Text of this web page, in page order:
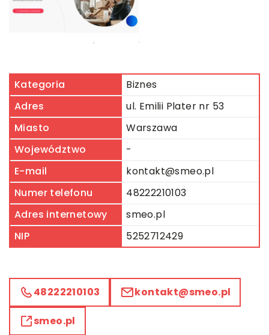
Kategoria
Biznes
Adres
ul. Emilii Plater nr 53
Miasto
Warszawa
Województwo
-
E-mail
kontakt@smeo.pl
Numer telefonu
48222210103
Adres internetowy
smeo.pl
NIP
5252712429
48222210103 kontakt@smeo.pl
smeo.pl